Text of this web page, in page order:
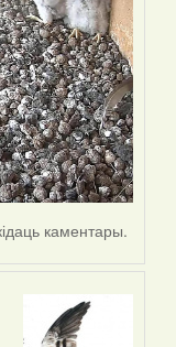
каментары.